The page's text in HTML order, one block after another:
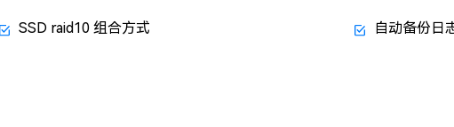
SSD raid10 组合方式 自动备份日